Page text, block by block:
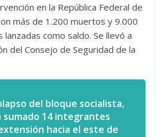
en la República Federal de
más de 1.200 muertos y 9.000
como saldo. Se llevó a
del Consejo de Seguridad de la
del bloque socialista,
sumado 14 integrantes
hacia el este de